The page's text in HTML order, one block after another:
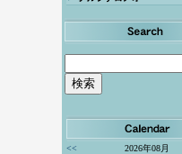
<<
2026年08月